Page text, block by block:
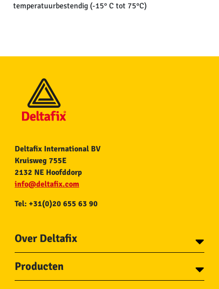
temperatuurbestendig (-15° C tot 75°C)
Deltafix International BV
Kruisweg 755E
2132 NE Hoofddorp
info@deltafix.com
Tel: +31(0)20 655 63 90
Over Deltafix
Voor gemeentes
Over Deltafix
Producten